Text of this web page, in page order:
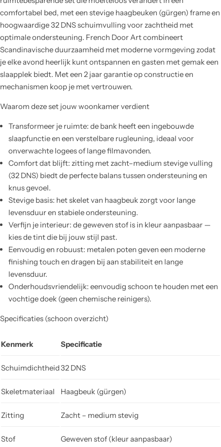
comfortabel bed, met een stevige haagbeuken (gürgen) frame en
hoogwaardige 32 DNS schuimvulling voor zachtheid met
optimale ondersteuning. French Door Art combineert
Scandinavische duurzaamheid met moderne vormgeving zodat
je elke avond heerlijk kunt ontspannen en gasten met gemak een
slaapplek biedt. Met een 2 jaar garantie op constructie en
mechanismen koop je met vertrouwen.
Waarom deze set jouw woonkamer verdient
Transformeer je ruimte: de bank heeft een ingebouwde
slaapfunctie en een verstelbare rugleuning, ideaal voor
onverwachte logees of lange filmavonden.
Comfort dat blijft: zitting met zacht–medium stevige vulling
(32 DNS) biedt de perfecte balans tussen ondersteuning en
knus gevoel.
Stevige basis: het skelet van haagbeuk zorgt voor lange
levensduur en stabiele ondersteuning.
Verfijn je interieur: de geweven stof is in kleur aanpasbaar —
kies de tint die bij jouw stijl past.
Eenvoudig en robuust: metalen poten geven een moderne
finishing touch en dragen bij aan stabiliteit en lange
levensduur.
Onderhoudsvriendelijk: eenvoudig schoon te houden met een
vochtige doek (geen chemische reinigers).
Specificaties (schoon overzicht)
Kenmerk Specificatie
Schuimdichtheid32 DNS
Skeletmateriaal Haagbeuk (gürgen)
Zitting Zacht – medium stevig
Stof Geweven stof (kleur aanpasbaar)